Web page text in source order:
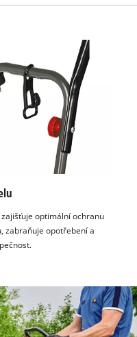
optimální ochranu
zabraňuje opotřebení a